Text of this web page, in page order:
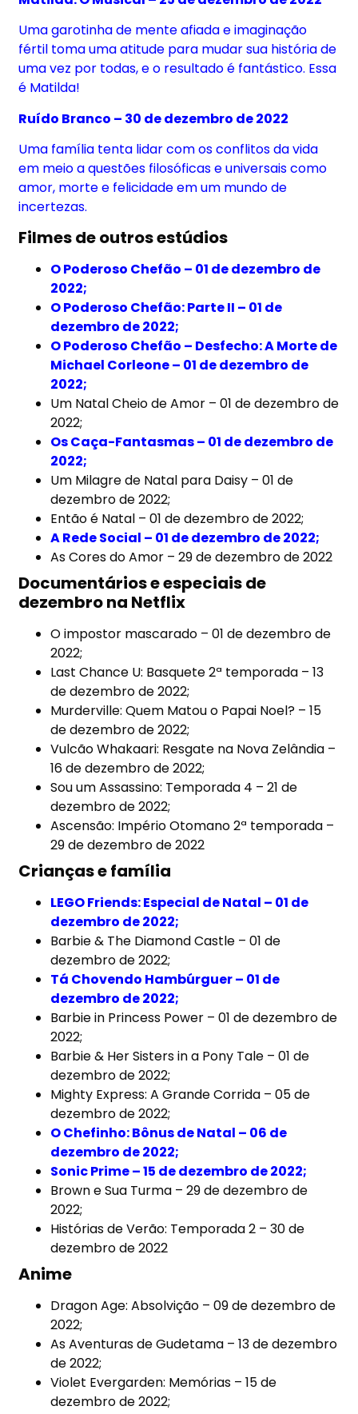
Uma garotinha de mente afiada e imaginação
fértil toma uma atitude para mudar sua história de
uma vez por todas, e o resultado é fantástico. Essa
é Matilda!
Ruído Branco – 30 de dezembro de 2022
Uma família tenta lidar com os conflitos da vida
em meio a questões filosóficas e universais como
amor, morte e felicidade em um mundo de
incertezas.
Filmes de outros estúdios
O Poderoso Chefão – 01 de dezembro de
2022;
O Poderoso Chefão: Parte II – 01 de
dezembro de 2022;
O Poderoso Chefão – Desfecho: A Morte de
Michael Corleone – 01 de dezembro de
2022;
Um Natal Cheio de Amor – 01 de dezembro de
2022;
Os Caça-Fantasmas – 01 de dezembro de
2022;
Um Milagre de Natal para Daisy – 01 de
dezembro de 2022;
Então é Natal – 01 de dezembro de 2022;
A Rede Social – 01 de dezembro de 2022;
As Cores do Amor – 29 de dezembro de 2022
Documentários e especiais de
dezembro na Netflix
O impostor mascarado – 01 de dezembro de
2022;
Last Chance U: Basquete 2ª temporada – 13
de dezembro de 2022;
Murderville: Quem Matou o Papai Noel? – 15
de dezembro de 2022;
Vulcão Whakaari: Resgate na Nova Zelândia –
16 de dezembro de 2022;
Sou um Assassino: Temporada 4 – 21 de
dezembro de 2022;
Ascensão: Império Otomano 2ª temporada –
29 de dezembro de 2022
Crianças e família
LEGO Friends: Especial de Natal – 01 de
dezembro de 2022;
Barbie & The Diamond Castle – 01 de
dezembro de 2022;
Tá Chovendo Hambúrguer – 01 de
dezembro de 2022;
Barbie in Princess Power – 01 de dezembro de
2022;
Barbie & Her Sisters in a Pony Tale – 01 de
dezembro de 2022;
Mighty Express: A Grande Corrida – 05 de
dezembro de 2022;
O Chefinho: Bônus de Natal – 06 de
dezembro de 2022;
Sonic Prime – 15 de dezembro de 2022;
Brown e Sua Turma – 29 de dezembro de
2022;
Histórias de Verão: Temporada 2 – 30 de
dezembro de 2022
Anime
Dragon Age: Absolvição – 09 de dezembro de
2022;
As Aventuras de Gudetama – 13 de dezembro
de 2022;
Violet Evergarden: Memórias – 15 de
dezembro de 2022;